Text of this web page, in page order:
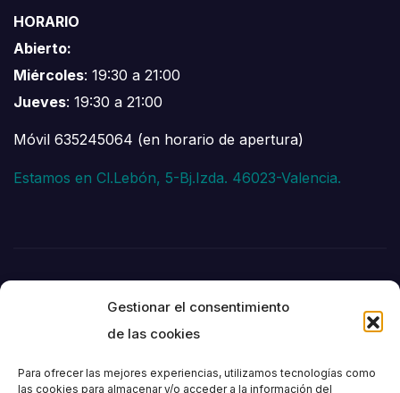
Gestionar el consentimiento
de las cookies
Para ofrecer las mejores experiencias, utilizamos tecnologías como
las cookies para almacenar y/o acceder a la información del
HORARIO
Abierto:
Miércoles: 19:30 a 21:00
Jueves: 19:30 a 21:00
Móvil 635245064 (en horario de apertura)
Estamos en Cl.Lebón, 5-Bj.Izda. 46023-Valencia.